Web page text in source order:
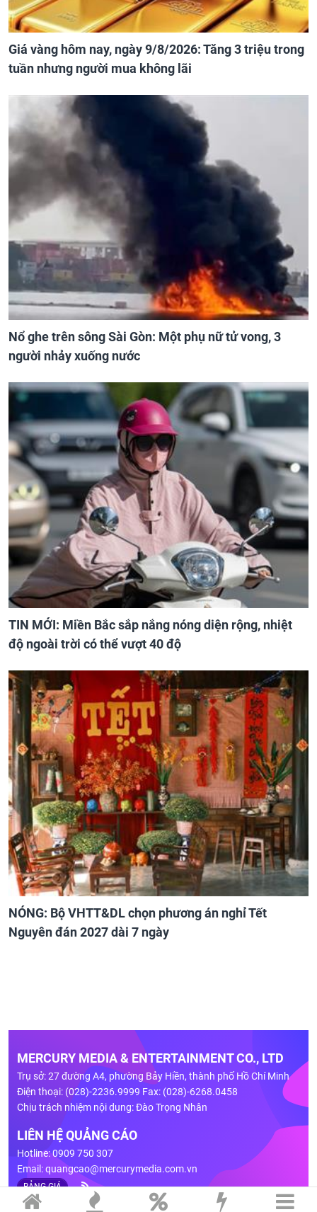
Giá vàng hôm nay, ngày 9/8/2026: Tăng 3 triệu trong
tuần nhưng người mua không lãi
Nổ ghe trên sông Sài Gòn: Một phụ nữ tử vong, 3
người nhảy xuống nước
TIN MỚI: Miền Bắc sắp nắng nóng diện rộng, nhiệt
độ ngoài trời có thể vượt 40 độ
NÓNG: Bộ VHTT&DL chọn phương án nghỉ Tết
Nguyên đán 2027 dài 7 ngày
MERCURY MEDIA & ENTERTAINMENT CO., LTD
Trụ sở: 27 đường A4, phường Bảy Hiền, thành phố Hồ Chí Minh
Điện thoại: (028)-2236.9999 Fax: (028)-6268.0458
Chịu trách nhiệm nội dung: Đào Trọng Nhân
LIÊN HỆ QUẢNG CÁO
Hotline: 0909 750 307
Email:quangcao@mercurymedia.com.vn
BẢNG GIÁ